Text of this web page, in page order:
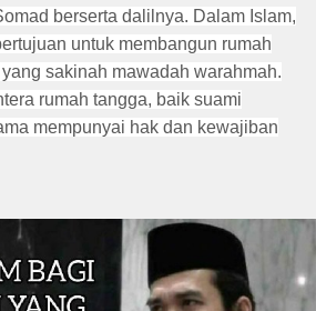
berserta dalilnya. Dalam Islam,
untuk membangun rumah
sakinah mawadah warahmah.
rumah tangga, baik suami
mempunyai hak dan kewajiban